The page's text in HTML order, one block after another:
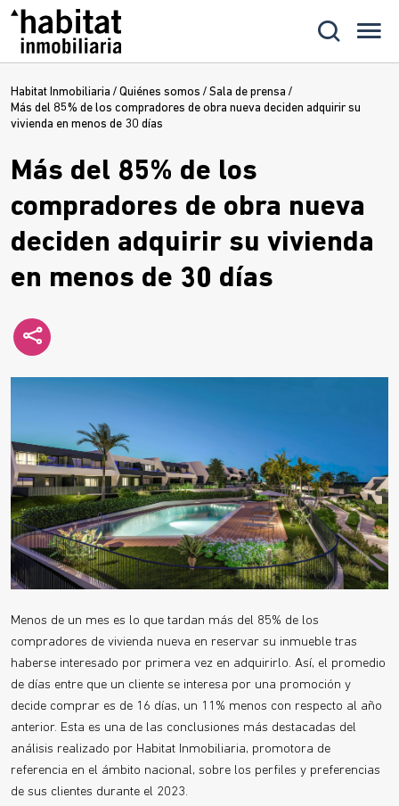
Habitat Inmobiliaria / Quiénes somos / Sala de prensa /
Más del 85% de los compradores de obra nueva deciden adquirir su
vivienda en menos de 30 días
Más del 85% de los
compradores de obra nueva
deciden adquirir su vivienda
en menos de 30 días
Menos de un mes es lo que tardan más del 85% de los
compradores de vivienda nueva en reservar su inmueble tras
haberse interesado por primera vez en adquirirlo. Así, el promedio
de días entre que un cliente se interesa por una promoción y
decide comprar es de 16 días, un 11% menos con respecto al año
anterior. Esta es una de las conclusiones más destacadas del
análisis realizado por Habitat Inmobiliaria, promotora de
referencia en el ámbito nacional, sobre los perfiles y preferencias
de sus clientes durante el 2023.